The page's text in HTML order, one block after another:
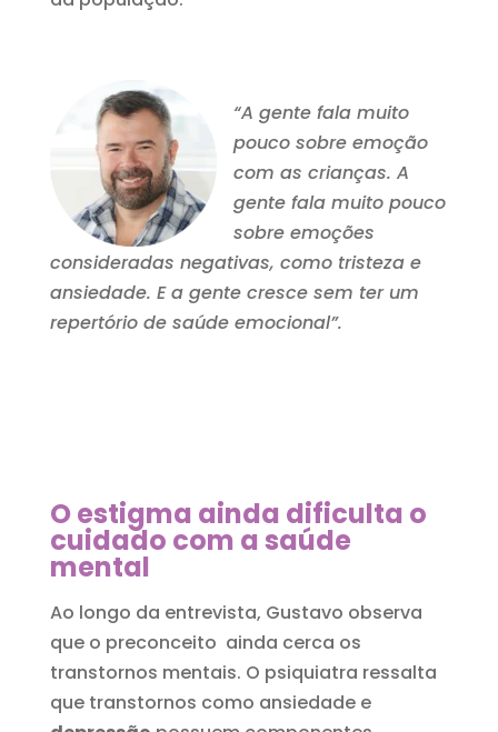
“A gente fala muito
pouco sobre emoção
com as crianças. A
gente fala muito pouco
sobre emoções
consideradas negativas, como tristeza e
ansiedade. E a gente cresce sem ter um
repertório de saúde emocional”.
O estigma ainda dificulta o
cuidado com a saúde
mental
Ao longo da entrevista, Gustavo observa
que o preconceito ainda cerca os
transtornos mentais. O psiquiatra ressalta
que transtornos como ansiedade e